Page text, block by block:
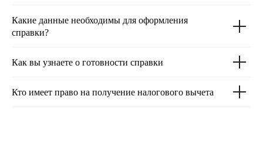
Какие данные необходимы для оформления
справки?
Как вы узнаете о готовности справки
Кто имеет право на получение налогового вычета